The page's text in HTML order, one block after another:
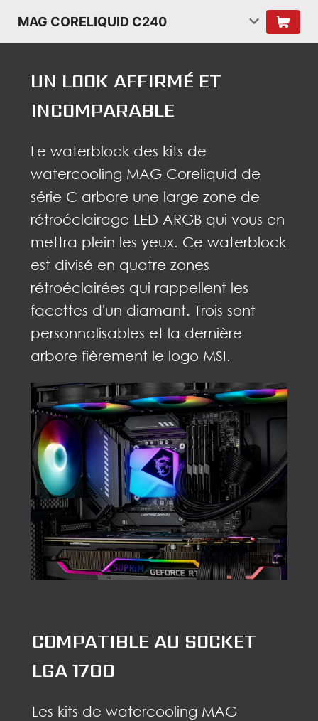
MAG CORELIQUID C240
UN LOOK AFFIRMÉ ET
INCOMPARABLE
Le waterblock des kits de
watercooling MAG Coreliquid de
série C arbore une large zone de
rétroéclairage LED ARGB qui vous en
mettra plein les yeux. Ce waterblock
est divisé en quatre zones
rétroéclairées qui rappellent les
facettes d'un diamant. Trois sont
personnalisables et la dernière
arbore fièrement le logo MSI.
COMPATIBLE AU SOCKET
LGA 1700
Les kits de watercooling MAG